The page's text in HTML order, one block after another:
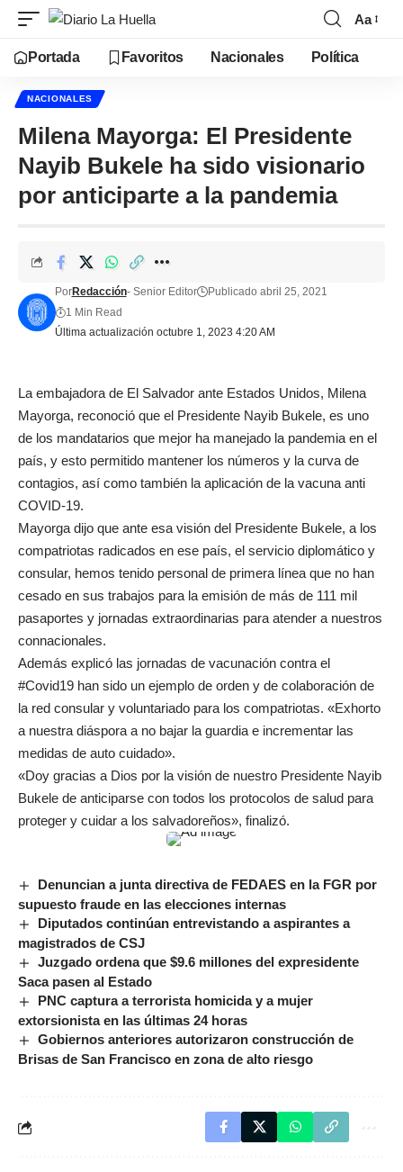
Aa
Portada Favoritos Nacionales Política
NACIONALES
Milena Mayorga: El Presidente
Nayib Bukele ha sido visionario
por anticiparte a la pandemia
Última actualización octubre 1, 2023 4:20 AM
PorRedacción- Senior Editor
Publicado abril 25, 2021
1 Min Read
La embajadora de El Salvador ante Estados Unidos, Milena
Mayorga, reconoció que el Presidente Nayib Bukele, es uno
de los mandatarios que mejor ha manejado la pandemia en el
país, y esto permitido mantener los números y la curva de
contagios, así como también la aplicación de la vacuna anti
COVID-19.
Mayorga dijo que ante esa visión del Presidente Bukele, a los
compatriotas radicados en ese país, el servicio diplomático y
consular, hemos tenido personal de primera línea que no han
cesado en sus trabajos para la emisión de más de 111 mil
pasaportes y jornadas extraordinarias para atender a nuestros
connacionales.
Además explicó las jornadas de vacunación contra el
#Covid19 han sido un ejemplo de orden y de colaboración de
la red consular y voluntariado para los compatriotas. «Exhorto
a nuestra diáspora a no bajar la guardia e incrementar las
medidas de auto cuidado».
«Doy gracias a Dios por la visión de nuestro Presidente Nayib
Bukele de anticiparse con todos los protocolos de salud para
proteger y cuidar a los salvadoreños», finalizó.
Denuncian a junta directiva de FEDAES en la FGR por
supuesto fraude en las elecciones internas
Diputados continúan entrevistando a aspirantes a
magistrados de CSJ
Juzgado ordena que $9.6 millones del expresidente
Saca pasen al Estado
PNC captura a terrorista homicida y a mujer
extorsionista en las últimas 24 horas
Gobiernos anteriores autorizaron construcción de
Brisas de San Francisco en zona de alto riesgo